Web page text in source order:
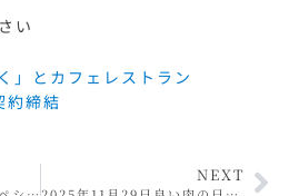
い
」とカフェレストラン
約締結
NEXT